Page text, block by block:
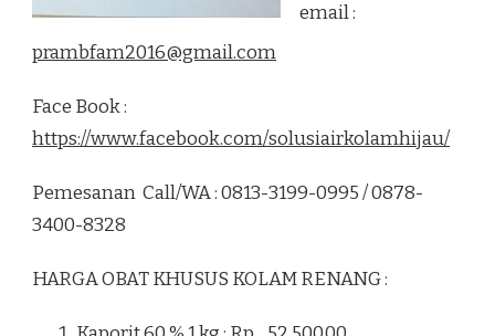
email :
prambfam2016@gmail.com
Face Book :
https://www.facebook.com/solusiairkolamhijau/
Pemesanan Call/WA : 0813-3199-0995 / 0878-
3400-8328
HARGA OBAT KHUSUS KOLAM RENANG :